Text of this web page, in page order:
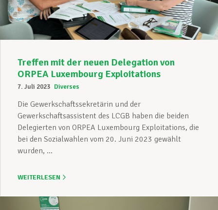
Treffen mit der neuen Delegation von
ORPEA Luxembourg Exploitations
7. Juli 2023 Diverses
Die Gewerkschaftssekretärin und der
Gewerkschaftsassistent des LCGB haben die beiden
Delegierten von ORPEA Luxembourg Exploitations, die
bei den Sozialwahlen vom 20. Juni 2023 gewählt
wurden, ...
WEITERLESEN